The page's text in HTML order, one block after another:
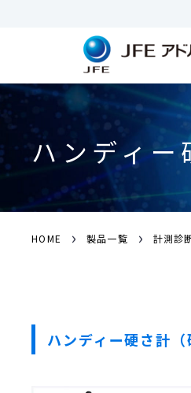
ハンディ
HOME › 製品一覧 › 計測診
ハンディー硬さ計（